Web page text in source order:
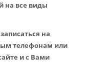
на все виды
на
телефонам или
и с Вами